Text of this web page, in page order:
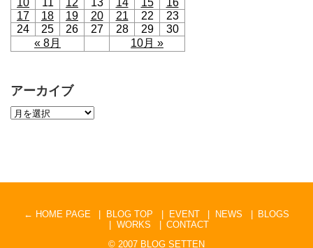
« 8月 10月 »
10
11 12 13 14 15
16
17
18 19 20 21 22
23
24
25 26 27 28 29 30
アーカイブ
← HOME PAGE BLOG TOP EVENT NEWS
BLOGS
WORKS
CONTACT
© 2007 BLOG SETTEN